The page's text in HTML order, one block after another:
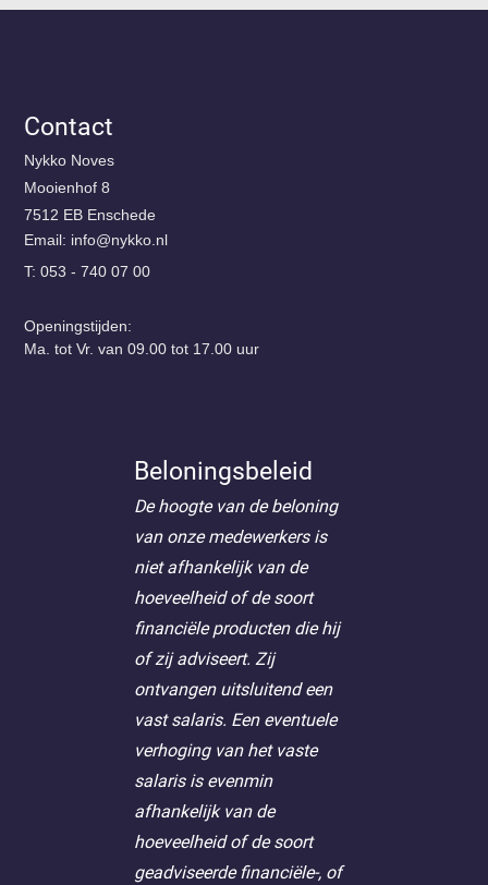
Beloningsbeleid
De hoogte van de beloning
van onze medewerkers is
niet afhankelijk van de
hoeveelheid of de soort
financiële producten die hij
of zij adviseert. Zij
ontvangen uitsluitend een
vast salaris. Een eventuele
verhoging van het vaste
salaris is evenmin
afhankelijk van de
hoeveelheid of de soort
geadviseerde financiële-, of
Contact
Nykko Noves
Mooienhof 8
7512 EB Enschede
Email:
ln.okkyn
@ofni
T: 053 - 740 07 00
Openingstijden:
Ma. tot Vr. van 09.00 tot 17.00 uur